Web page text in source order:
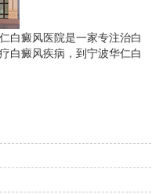
白癜风医院是一家专注治白
白癜风疾病，到宁波华仁白